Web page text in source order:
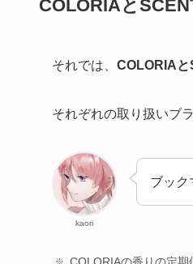
COLORIAと
それでは、 COLORIAと
それぞれの取り扱いブ
kaori
ブック